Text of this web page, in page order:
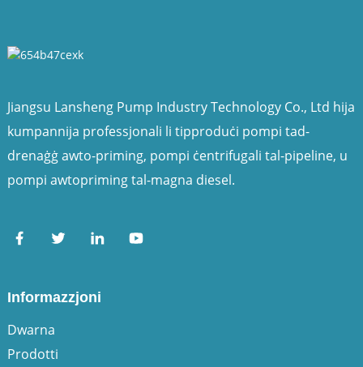
Jiangsu Lansheng Pump Industry Technology Co., Ltd hija
kumpannija professjonali li tipproduċi pompi tad-
drenaġġ awto-priming, pompi ċentrifugali tal-pipeline, u
pompi awtopriming tal-magna diesel.
Informazzjoni
Dwarna
Prodotti